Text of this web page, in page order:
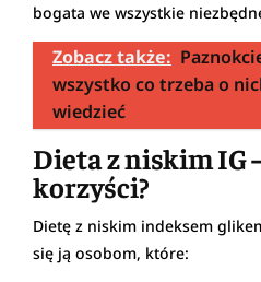
bogata we wszystkie
Zobacz także:
wszystko co trzeba o
wiedzieć
Dieta z niskim IG
korzyści?
Dietę z niskim indeksem
się ją osobom, które: